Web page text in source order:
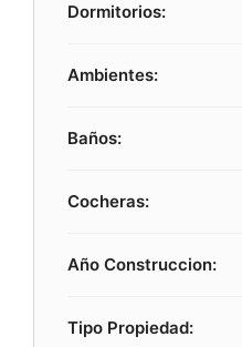
Dormitorios:
Ambientes:
Baños:
Cocheras:
Año Construccion:
Tipo Propiedad: